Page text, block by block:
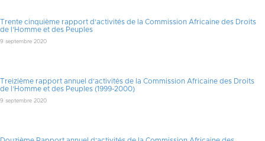
Trente cinquième rapport d’activités de la Commission Africaine des Droits
de l’Homme et des Peuples
9 septembre 2020
Treizième rapport annuel d’activités de la Commission Africaine des Droits
de l’Homme et des Peuples (1999-2000)
9 septembre 2020